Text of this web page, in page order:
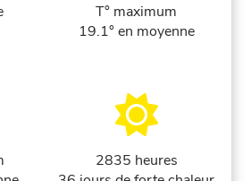
T° maximum
19.1° en moyenne
2835 heures